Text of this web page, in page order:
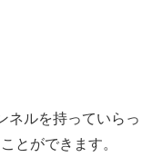
ネルを持っていらっ
とができます。